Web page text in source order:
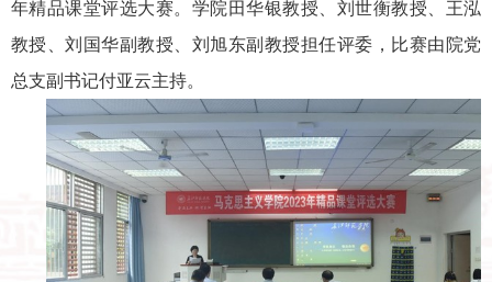
年精品课堂评选大赛。学院田华银教授、刘世衡教授、王泓
教授、刘国华副教授、刘旭东副教授担任评委，比赛由院党
总支副书记付亚云主持。